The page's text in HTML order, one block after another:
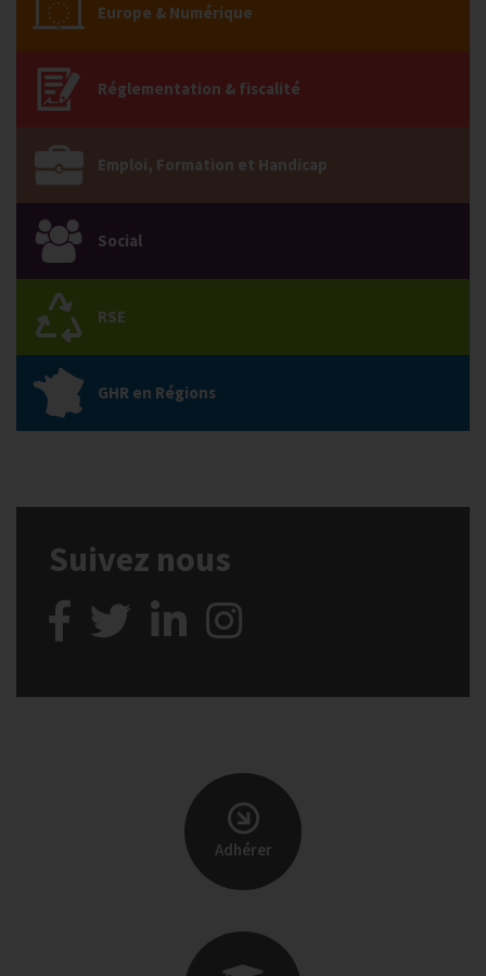
Europe & Numérique
Réglementation & fiscalité
Emploi, Formation et Handicap
Social
RSE
GHR en Régions
Suivez nous
Adhérer